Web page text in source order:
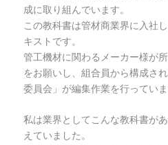
成に取り組んでいます。
この教科書は管材商業界に入社
キストです。
管工機材に関わるメーカー様が
をお願いし、組合員から構成さ
委員会」が編集作業を行っていま
私は業界としてこんな教科書が
えていました。